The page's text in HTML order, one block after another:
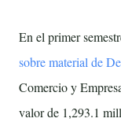
En el primer
sobre material de
Comercio y
valor de 1,293.1